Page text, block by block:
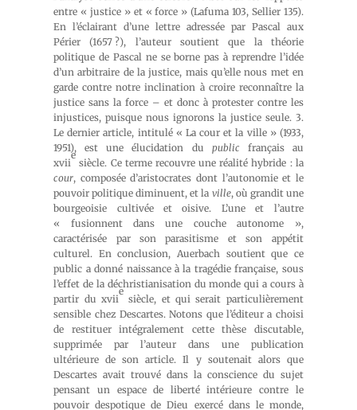
entre « justice » et « force » (Lafuma 103, Sellier 135).
En l’éclairant d’une lettre adressée par Pascal aux
Périer (1657 ?), l’auteur soutient que la théorie
politique de Pascal ne se borne pas à reprendre l’idée
d’un arbitraire de la justice, mais qu’elle nous met en
garde contre notre inclination à croire reconnaître la
justice sans la force – et donc à protester contre les
injustices, puisque nous ignorons la justice seule. 3.
Le dernier article, intitulé « La cour et la ville » (1933,
1951), est une élucidation du public français au
xvii
e
siècle. Ce terme recouvre une réalité hybride : la
cour, composée d’aristocrates dont l’autonomie et le
pouvoir politique diminuent, et la ville, où grandit une
bourgeoisie cultivée et oisive. L’une et l’autre
« fusionnent dans une couche autonome »,
caractérisée par son parasitisme et son appétit
culturel. En conclusion, Auerbach soutient que ce
public a donné naissance à la tragédie française, sous
l’effet de la déchristianisation du monde qui a cours à
partir du xvii
e
siècle, et qui serait particulièrement
sensible chez Descartes. Notons que l’éditeur a choisi
de restituer intégralement cette thèse discutable,
supprimée par l’auteur dans une publication
ultérieure de son article. Il y soutenait alors que
Descartes avait trouvé dans la conscience du sujet
pensant un espace de liberté intérieure contre le
pouvoir despotique de Dieu exercé dans le monde,